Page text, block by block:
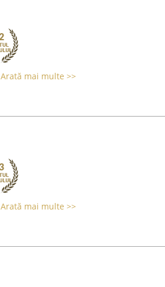
Arată mai multe >>
Arată mai multe >>